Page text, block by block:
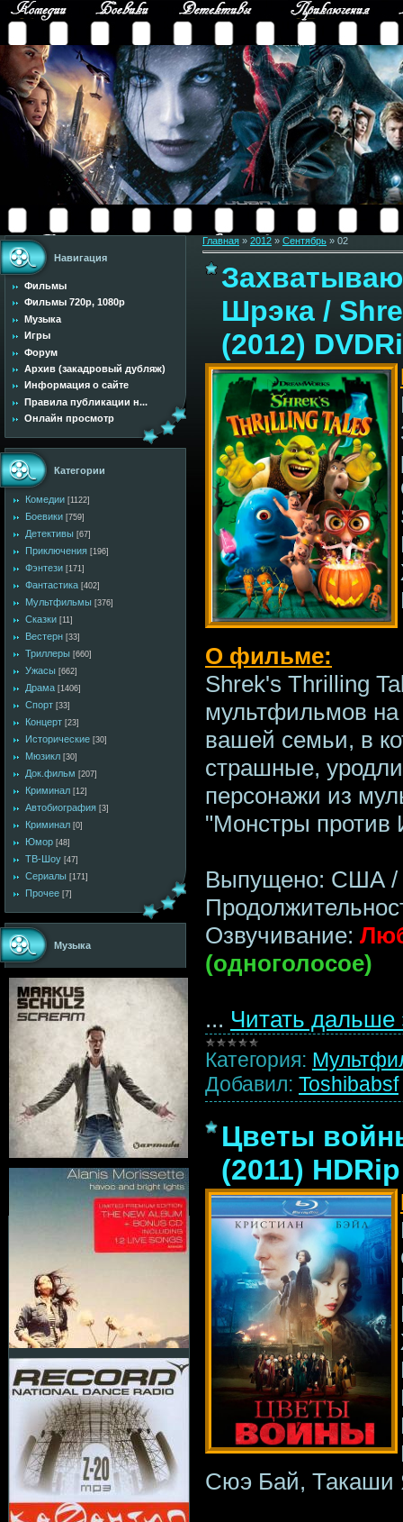
Навигация
Фильмы
Фильмы 720p, 1080p
Музыка
Игры
Форум
Архив (закадровый дубляж)
Информация о сайте
Правила публикации н...
Онлайн просмотр
Категории
Комедии [1122]
Боевики [759]
Детективы [67]
Приключения [196]
Фэнтези [171]
Фантастика [402]
Мультфильмы [376]
Сказки [11]
Вестерн [33]
Триллеры [660]
Ужасы [662]
Драма [1406]
Спорт [33]
Концерт [23]
Исторические [30]
Мюзикл [30]
Док.фильм [207]
Криминал [12]
Автобиография [3]
Криминал [0]
Юмор [48]
ТВ-Шоу [47]
Сериалы [171]
Прочее [7]
Музыка
Главная » 2012 » Сентябрь » 02
Шрэкa /
(2012)
О фильме:
Shrek's Thrilling
мультфильмов
вашей семьи, в
страшные,
персонажи из
"Монстры против
Выпущено: США /
Озвучивание:
(одноголосое)
... Читать дальше
Категория:
Добавил: Toshibabsf
Цветы
(2011) HDRip
Сюэ Бай, Такаши